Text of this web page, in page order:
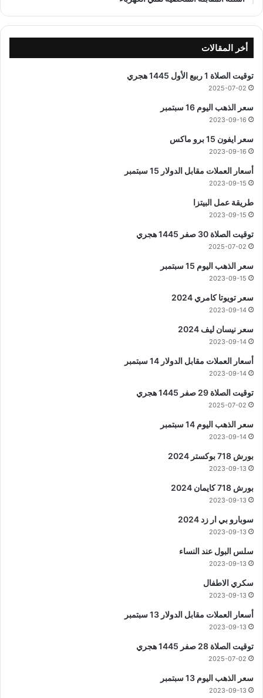
أخر المقالات
توقيت الصلاة 1 ربيع الأول 1445 هجري
2025-07-02
سعر الذهب اليوم 16 سبتمبر
2023-09-16
سعر ايفون 15 برو ماكس
2023-09-16
أسعار العملات مقابل الدولار 15 سبتمبر
2023-09-15
طريقة عمل البيتزا
2023-09-15
توقيت الصلاة 30 صفر 1445 هجري
2025-07-02
سعر الذهب اليوم 15 سبتمبر
2023-09-15
سعر تويوتا كامري 2024
2023-09-14
سعر نيسان ليف 2024
2023-09-14
أسعار العملات مقابل الدولار 14 سبتمبر
2023-09-14
توقيت الصلاة 29 صفر 1445 هجري
2025-07-02
سعر الذهب اليوم 14 سبتمبر
2023-09-14
بورش 718 بوكستر 2024
2023-09-13
بورش 718 كايمان 2024
2023-09-13
سوبارو بي ار زد 2024
2023-09-13
سلس البول عند النساء
2023-09-13
سكري الاطفال
2023-09-13
أسعار العملات مقابل الدولار 13 سبتمبر
2023-09-13
توقيت الصلاة 28 صفر 1445 هجري
2025-07-02
سعر الذهب اليوم 13 سبتمبر
2023-09-13